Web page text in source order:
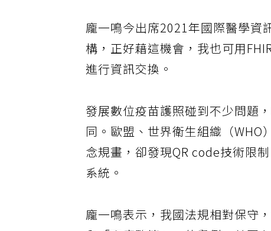
龐一鳴今出席2021年國際醫學資
構，正好藉這機會，我也可用
進行資訊交換。
發展數位疫苗護照碰到不少問題
同。歐盟、世界衛生組織（WHO
念規畫，卻發現QR code技術限
系統。
龐一鳴表示，我國法規相對保守